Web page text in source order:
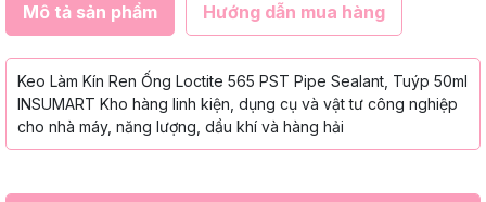
Mô tả sản phẩm Hướng dẫn mua hàng
Keo Làm Kín Ren Ống Loctite 565 PST Pipe Sealant, Tuýp 50ml
INSUMART Kho hàng linh kiện, dụng cụ và vật tư công nghiệp
cho nhà máy, năng lượng, dầu khí và hàng hải